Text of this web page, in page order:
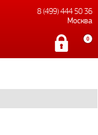
8 (499) 444 50 36
Москва
0